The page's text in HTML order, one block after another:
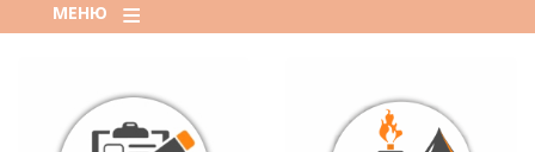
МЕНЮ